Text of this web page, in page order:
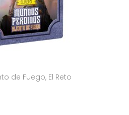
de Fuego, El Reto